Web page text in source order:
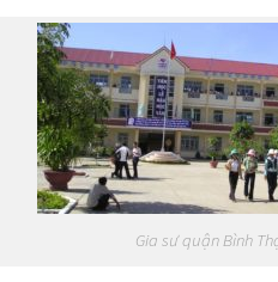
Gia sư quận Bình